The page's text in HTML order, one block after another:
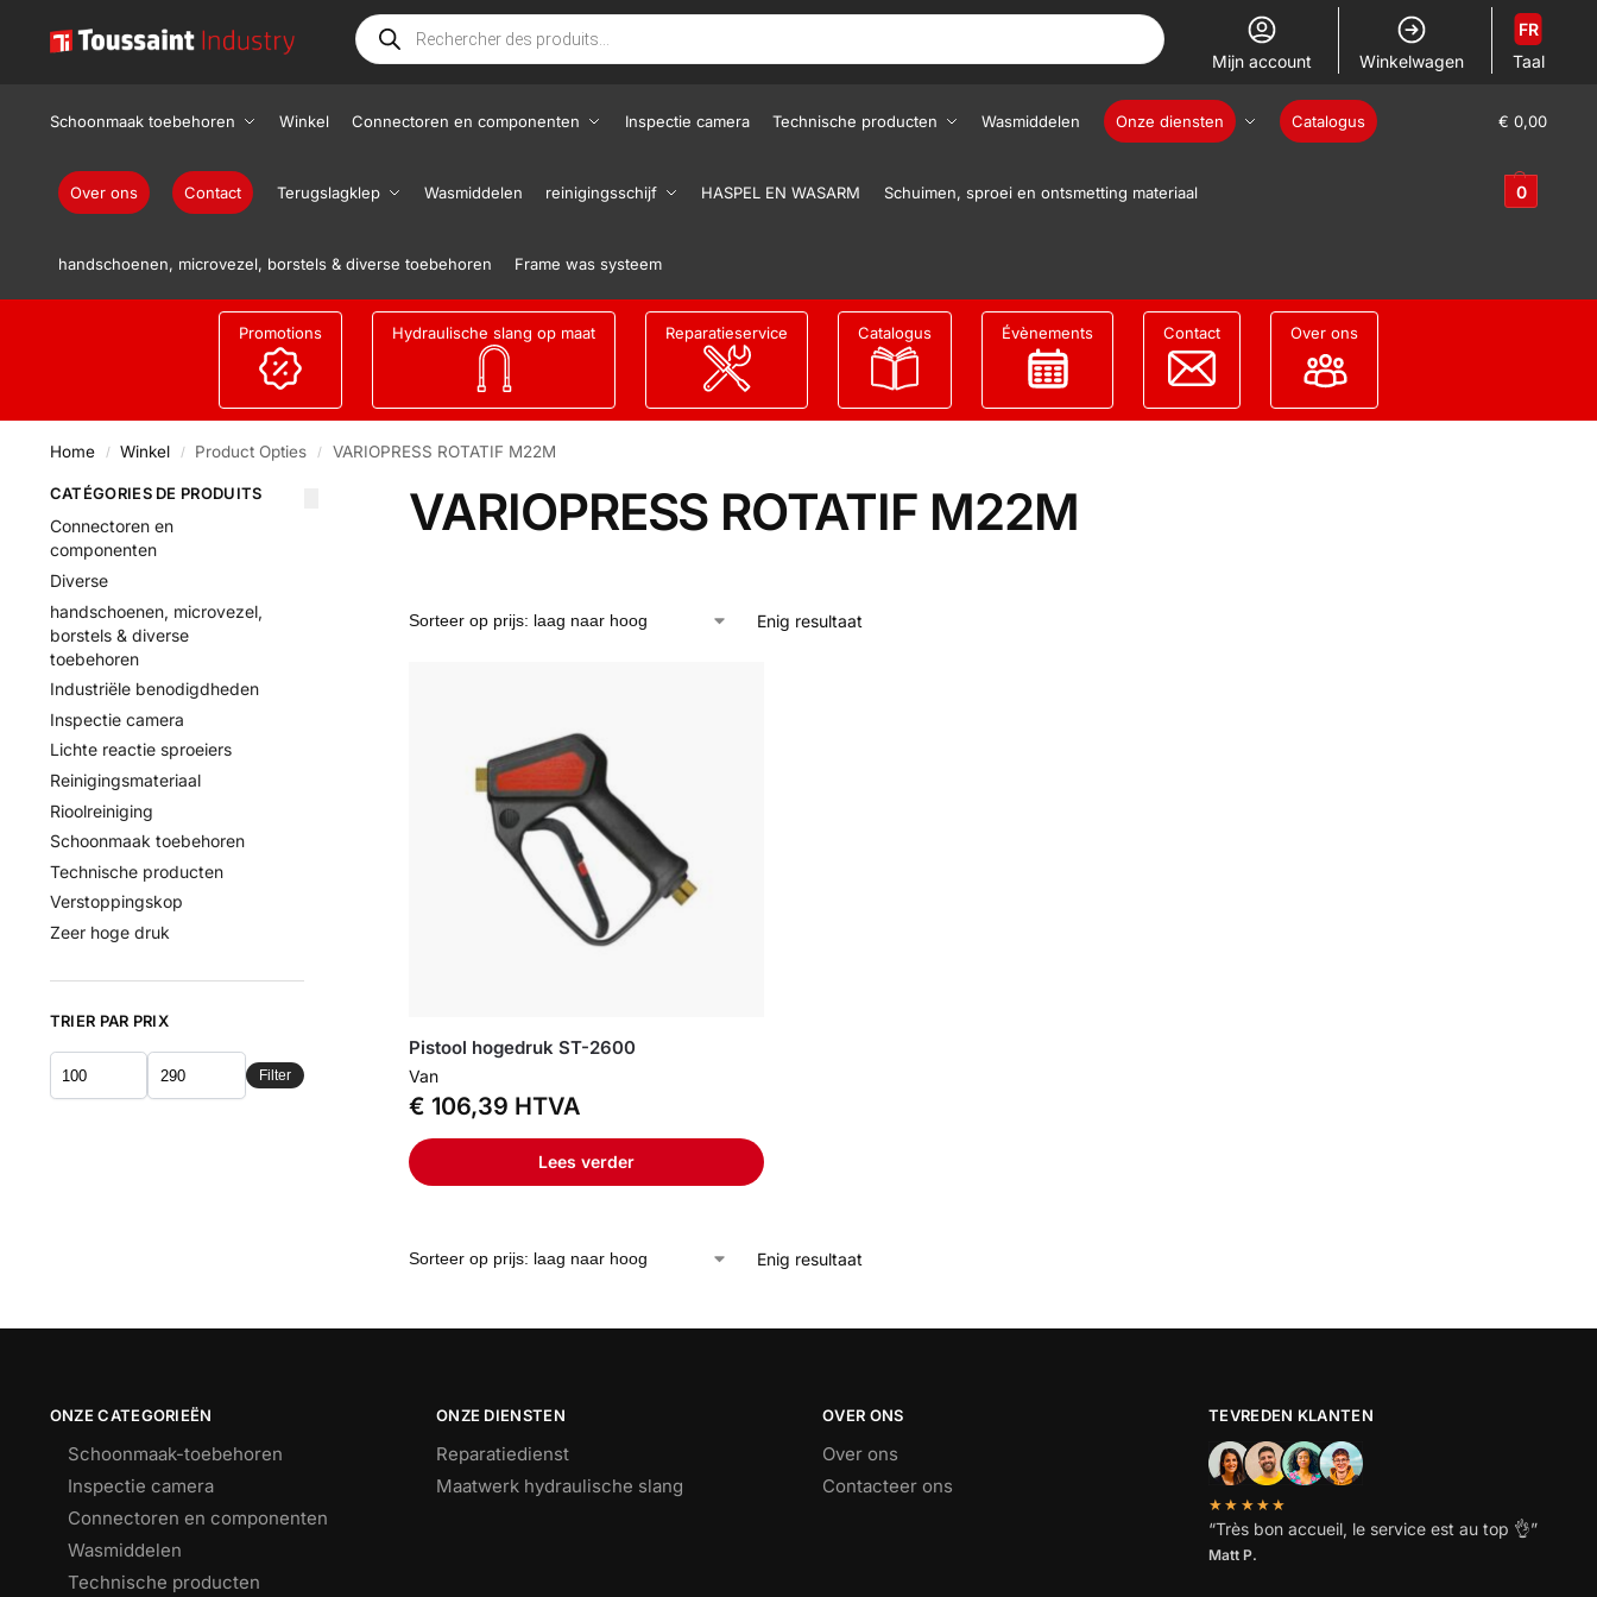
Mijn account Winkelwagen Taal
FR
Schoonmaak toebehoren Winkel Connectoren en componenten Inspectie camera Technische producten Wasmiddelen Onze diensten Catalogus
Over ons Contact Terugslagklep Wasmiddelen reinigingsschijf HASPEL EN WASARM Schuimen, sproei en ontsmetting materiaal
handschoenen, microvezel, borstels & diverse toebehoren Frame was systeem
€ 0,00
0
Promotions Hydraulische slang op maat Reparatieservice Catalogus Évènements Contact Over ons
Home / Winkel / Product Opties / VARIOPRESS ROTATIF M22M
VARIOPRESS ROTATIF M22M
Enig resultaat
Pistool hogedruk ST-2600
Van
€ 106,39 HTVA
Lees verder
Enig resultaat
CATÉGORIES DE PRODUITS
Connectoren en
componenten
Diverse
handschoenen, microvezel,
borstels & diverse
toebehoren
Industriële benodigdheden
Inspectie camera
Lichte reactie sproeiers
Reinigingsmateriaal
Rioolreiniging
Schoonmaak toebehoren
Technische producten
Verstoppingskop
Zeer hoge druk
TRIER PAR PRIX
Filter
ONZE CATEGORIEËN
Schoonmaak-toebehoren
Inspectie camera
Connectoren en componenten
Wasmiddelen
Technische producten
ONZE DIENSTEN
Reparatiedienst
Maatwerk hydraulische slang
OVER ONS
Over ons
Contacteer ons
TEVREDEN KLANTEN
★★★★★
“Très bon accueil, le service est au top 👌”
Matt P.